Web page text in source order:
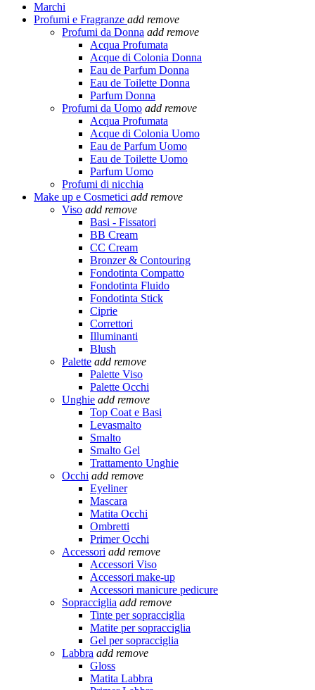
Marchi
Profumi e Fragranze add remove
Profumi da Donna add remove
Acqua Profumata
Acque di Colonia Donna
Eau de Parfum Donna
Eau de Toilette Donna
Parfum Donna
Profumi da Uomo add remove
Acqua Profumata
Acque di Colonia Uomo
Eau de Parfum Uomo
Eau de Toilette Uomo
Parfum Uomo
Profumi di nicchia
Make up e Cosmetici add remove
Viso add remove
Basi - Fissatori
BB Cream
CC Cream
Bronzer & Contouring
Fondotinta Compatto
Fondotinta Fluido
Fondotinta Stick
Ciprie
Correttori
Illuminanti
Blush
Palette add remove
Palette Viso
Palette Occhi
Unghie add remove
Top Coat e Basi
Levasmalto
Smalto
Smalto Gel
Trattamento Unghie
Occhi add remove
Eyeliner
Mascara
Matita Occhi
Ombretti
Primer Occhi
Accessori add remove
Accessori Viso
Accessori make-up
Accessori manicure pedicure
Sopracciglia add remove
Tinte per sopracciglia
Matite per sopracciglia
Gel per sopracciglia
Labbra add remove
Gloss
Matita Labbra